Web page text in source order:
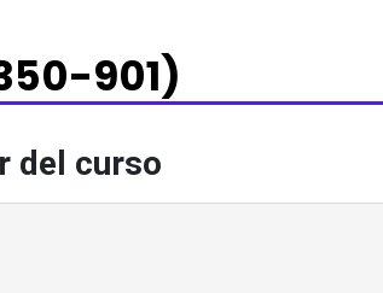
901)
del curso